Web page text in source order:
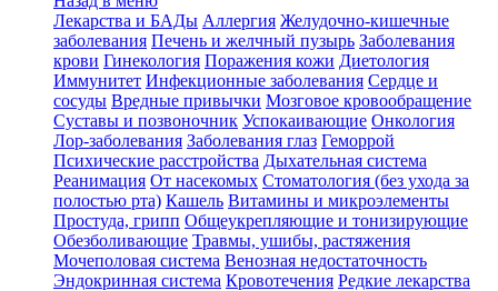
Лекарства и БАДы Аллергия Желудочно-кишечные
заболевания Печень и желчный пузырь Заболевания
крови Гинекология Поражения кожи Диетология
Иммунитет Инфекционные заболевания Сердце и
сосуды Вредные привычки Мозговое кровообращение
Суставы и позвоночник Успокаивающие Онкология
Лор-заболевания Заболевания глаз Геморрой
Психические расстройства Дыхательная система
Реанимация От насекомых Стоматология (без ухода за
полостью рта) Кашель Витамины и микроэлементы
Простуда, грипп Общеукрепляющие и тонизирующие
Обезболивающие Травмы, ушибы, растяжения
Мочеполовая система Венозная недостаточность
Эндокринная система Кровотечения Редкие лекарства